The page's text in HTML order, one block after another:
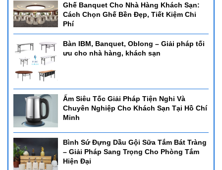
Ghế Banquet Cho Nhà Hàng Khách Sạn:
Cách Chọn Ghế Bền Đẹp, Tiết Kiệm Chi
Phí
Bàn IBM, Banquet, Oblong – Giải pháp tối
ưu cho nhà hàng, khách sạn
Ấm Siêu Tốc Giải Pháp Tiện Nghi Và
Chuyên Nghiệp Cho Khách Sạn Tại Hồ Chí
Minh
Bình Sứ Đựng Dầu Gội Sữa Tắm Bát Tràng
– Giải Pháp Sang Trọng Cho Phòng Tắm
Hiện Đại